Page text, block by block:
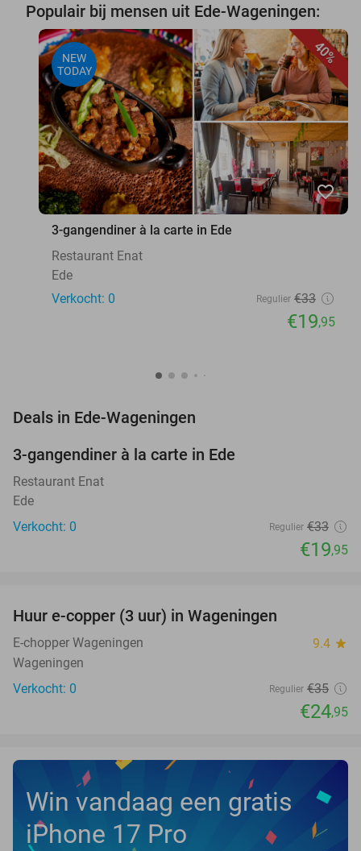
Populair bij mensen uit Ede-Wageningen:
40%
NEW
TODAY
favorite_border
3-gangendiner à la carte in Ede
Restaurant Enat
Ede
Verkocht: 0
Regulier €33
€19,95
Deals in Ede-Wageningen
NEW
TODAY
3-gangendiner à la carte in Ede
Restaurant Enat
Ede
Verkocht: 0
Regulier €33
€19,95
TODAY
Huur e-copper (3 uur) in Wageningen
E-chopper Wageningen 9.4 star
Wageningen
Verkocht: 0
Regulier €35
€24,95
Win vandaag een gratis
iPhone 17 Pro